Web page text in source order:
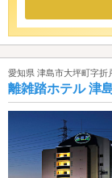
愛知県 津島市大坪町字折
離雑踏ホテル 津